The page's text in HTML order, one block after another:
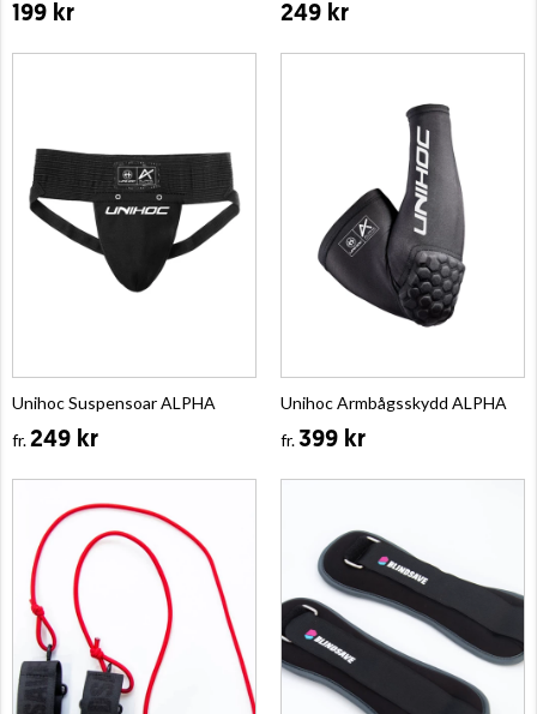
199 kr 249 kr
Unihoc Suspensoar ALPHA
fr.249 kr
Unihoc Armbågsskydd ALPHA
fr.399 kr